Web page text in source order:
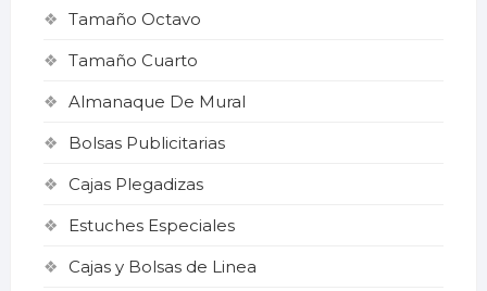
Tamaño Octavo
Tamaño Cuarto
Almanaque De Mural
Bolsas Publicitarias
Cajas Plegadizas
Estuches Especiales
Cajas y Bolsas de Linea